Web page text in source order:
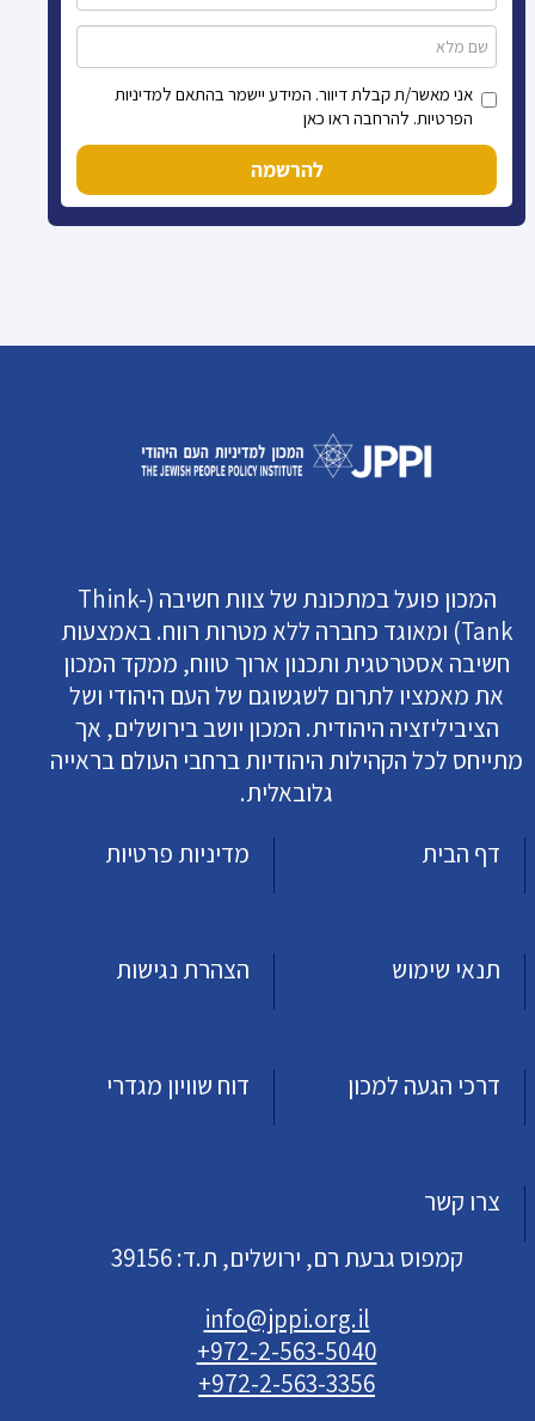
אני מאשר/ת קבלת דיוור. המידע יישמר בהתאם למדיניות
הפרטיות. להרחבה ראו כאן
להרשמה
המכון פועל במתכונת של צוות חשיבה (Think-
Tank) ומאוגד כחברה ללא מטרות רווח. באמצעות
חשיבה אסטרטגית ותכנון ארוך טווח, ממקד המכון
את מאמציו לתרום לשגשוגם של העם היהודי ושל
הציביליזציה היהודית. המכון יושב בירושלים, אך
מתייחס לכל הקהילות היהודיות ברחבי העולם בראייה
גלובאלית.
דף הבית
מדיניות פרטיות
תנאי שימוש הצהרת נגישות
דרכי הגעה למכון דוח שוויון מגדרי
צרו קשר
קמפוס גבעת רם, ירושלים, ת.ד: 39156
info@jppi.org.il
+972-2-563-5040
+972-2-563-3356